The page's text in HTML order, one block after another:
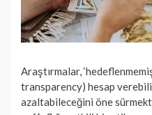
Araştırmalar,
transparency) hesap
azaltabileceğini öne